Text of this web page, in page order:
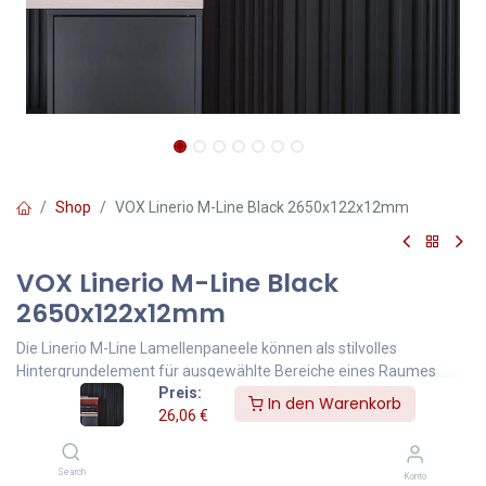
Preis:
26,06 €
In den Warenkorb
Search Konto
Shop VOX Linerio M-Line Black 2650x122x12mm
VOX Linerio M-Line Black
2650x122x12mm
Die Linerio M-Line Lamellenpaneele können als stilvolles
Hintergrundelement für ausgewählte Bereiche eines Raumes
dienen. Sie verbessern die Akustik und schaffen eine gemütliche
Atmosphäre. Die Paneele sind langlebig, pflegeleicht und einfach
zu montieren – sowohl an Wänden als auch an Decken.